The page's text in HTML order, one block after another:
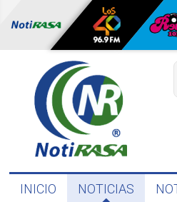
INICIO NOTICIAS